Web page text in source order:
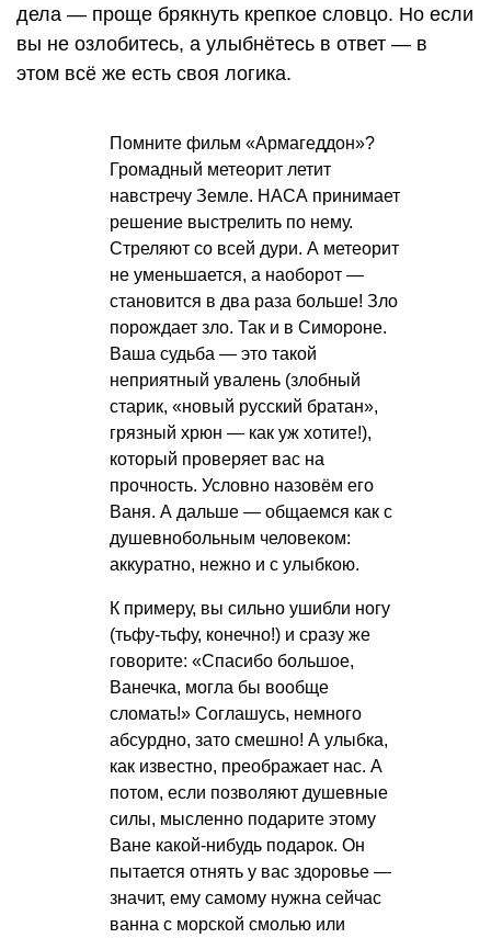
дела — проще брякнуть крепкое словцо. Но если
вы не озлобитесь, а улыбнётесь в ответ — в
этом всё же есть своя логика.
Помните фильм «Армагеддон»?
Громадный метеорит летит
навстречу Земле. НАСА принимает
решение выстрелить по нему.
Стреляют со всей дури. А метеорит
не уменьшается, а наоборот —
становится в два раза больше! Зло
порождает зло. Так и в Симороне.
Ваша судьба — это такой
неприятный увалень (злобный
старик, «новый русский братан»,
грязный хрюн — как уж хотите!),
который проверяет вас на
прочность. Условно назовём его
Ваня. А дальше — общаемся как с
душевнобольным человеком:
аккуратно, нежно и с улыбкою.
К примеру, вы сильно ушибли ногу
(тьфу-тьфу, конечно!) и сразу же
говорите: «Спасибо большое,
Ванечка, могла бы вообще
сломать!» Соглашусь, немного
абсурдно, зато смешно! А улыбка,
как известно, преображает нас. А
потом, если позволяют душевные
силы, мысленно подарите этому
Ване какой-нибудь подарок. Он
пытается отнять у вас здоровье —
значит, ему самому нужна сейчас
ванна с морской смолью или